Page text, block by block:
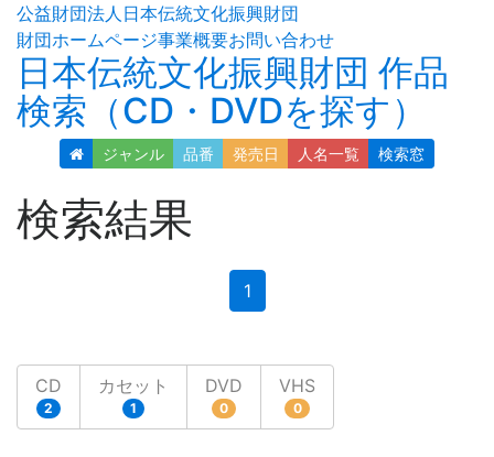
公益財団法人日本伝統文化振興財団
財団ホームページ事業概要お問い合わせ
日本伝統文化振興財団 作品
検索（CD・DVDを探す）
ジャンル 品番 発売日 人名一覧 検索窓
検索結果
1(current)
CD
2
カセット
1
DVD
0
VHS
0